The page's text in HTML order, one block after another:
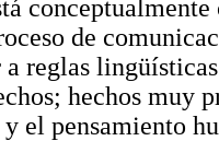
de
reglas
hechos muy
el pensamiento